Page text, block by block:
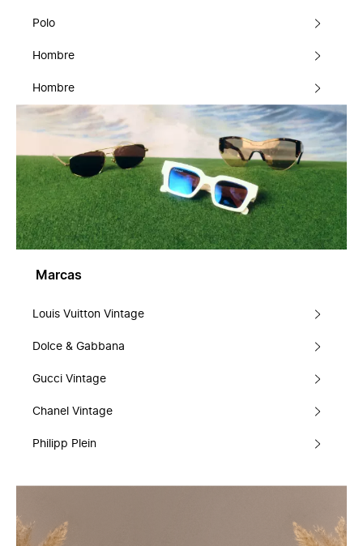
Polo
Hombre
Hombre
Marcas
Louis Vuitton Vintage
Dolce & Gabbana
Gucci Vintage
Chanel Vintage
Philipp Plein